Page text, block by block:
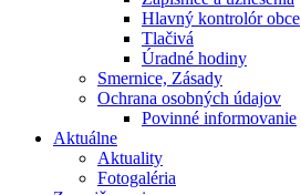
Hlavný kontrolór obce
Tlačivá
Úradné hodiny
Smernice, Zásady
Ochrana osobných údajov
Povinné informovanie
Aktuálne
Aktuality
Fotogaléria